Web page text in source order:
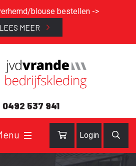
blouse bestellen ->
LEES MEER
0492 537 941
Login